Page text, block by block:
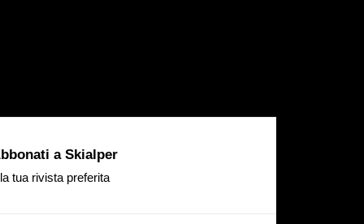
a Skialper
la tua rivista preferita